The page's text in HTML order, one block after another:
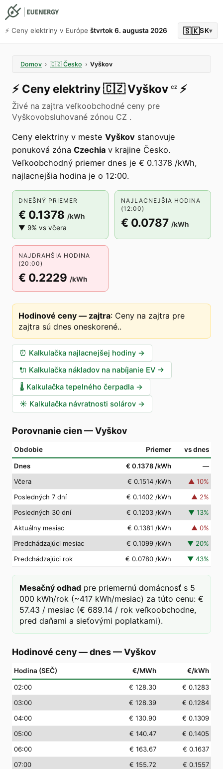
⚡️ Ceny elektriny v Európe štvrtok 6. augusta 2026 🇸🇰SK▾
Domov › 🇨🇿 Česko › Vyškov
⚡️ Ceny elektriny🇨🇿Vyškov CZ ⚡️
Živé na zajtra veľkoobchodné ceny pre
Vyškovobsluhované zónou CZ .
Ceny elektriny v meste Vyškov stanovuje
ponuková zóna Czechia v krajine Česko.
Veľkoobchodný priemer dnes je € 0.1378 /kWh,
najlacnejšia hodina je o 12:00.
DNEŠNÝ PRIEMER
€ 0.1378 /kWh
▼ 9% vs včera
NAJLACNEJŠIA HODINA
(12:00)
€ 0.0787 /kWh
NAJDRAHŠIA HODINA
(20:00)
€ 0.2229 /kWh
Hodinové ceny — zajtra: Ceny na zajtra pre
zajtra sú dnes oneskorené..
⏰ Kalkulačka najlacnejšej hodiny →
🔌 Kalkulačka nákladov na nabíjanie EV →
🌡️ Kalkulačka tepelného čerpadla →
☀️ Kalkulačka návratnosti solárov →
Porovnanie cien —Vyškov
Obdobie Priemer vs dnes
Dnes € 0.1378 /kWh
—
Včera
€ 0.1514 /kWh ▲ 10%
Posledných 7 dní
€ 0.1402 /kWh ▲ 2%
Posledných 30 dní
€ 0.1203 /kWh ▼ 13%
Aktuálny mesiac
€ 0.1381 /kWh ▲ 0%
Predchádzajúci mesiac
€ 0.1099 /kWh ▼ 20%
Predchádzajúci rok
€ 0.0780 /kWh ▼ 43%
Mesačný odhad pre priemernú domácnosť s 5
000 kWh/rok (~417 kWh/mesiac) za túto cenu: €
57.43 / mesiac (€ 689.14 / rok veľkoobchodne,
pred daňami a sieťovými poplatkami).
Hodinové ceny — dnes—Vyškov
Hodina (SEČ) €/MWh €/kWh
02:00 € 128.30
€ 0.1283
03:00 € 128.39
€ 0.1284
04:00 € 130.90
€ 0.1309
05:00 € 140.47
€ 0.1405
06:00 € 163.67
€ 0.1637
07:00 € 155.72
€ 0.1557